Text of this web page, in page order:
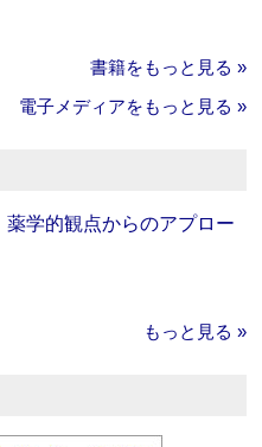
書籍をもっと見る »
電子メディアをもっと見る »
学的観点からのアプロー
もっと見る »